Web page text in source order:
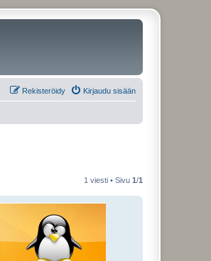
Kirjaudu sisään
Rekisteröidy
1 viesti • Sivu 1/1